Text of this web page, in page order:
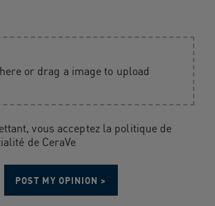
or drag a image to upload
vous acceptez la politique de
de CeraVe